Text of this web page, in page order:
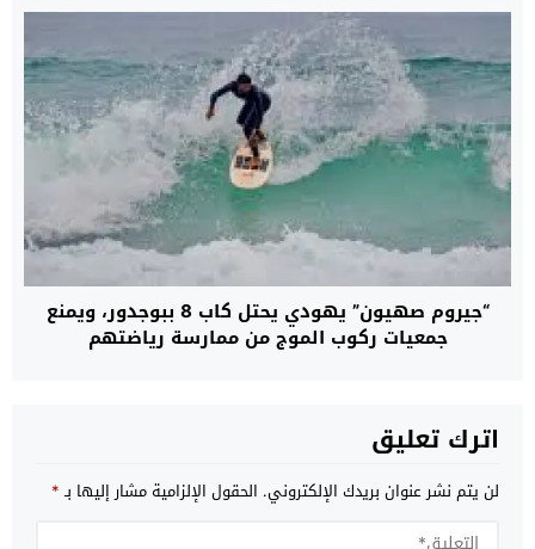
“جيروم صهيون” يهودي يحتل كاب 8 ببوجدور، ويمنع
جمعيات ركوب الموج من ممارسة رياضتهم
اترك تعليق
لن يتم نشر عنوان بريدك الإلكتروني. الحقول الإلزامية مشار إليها بـ*